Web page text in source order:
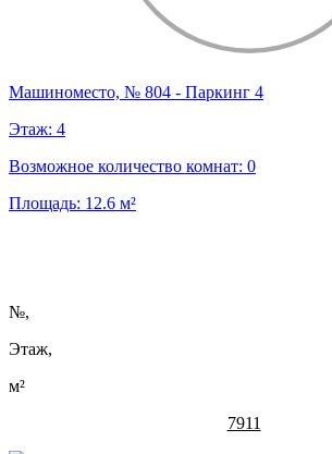
Машиноместо, № 804 - Паркинг 4
Этаж: 4
Возможное количество комнат: 0
Площадь: 12.6 м²
№,
Этаж,
м²
7911